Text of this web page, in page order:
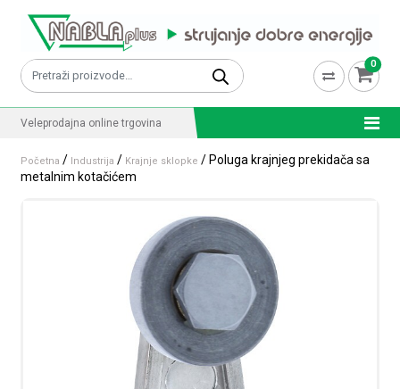
Pretraži: 0
Veleprodajna online trgovina
Početna / Industrija / Krajnje sklopke / Poluga krajnjeg prekidača sa
metalnim kotačićem